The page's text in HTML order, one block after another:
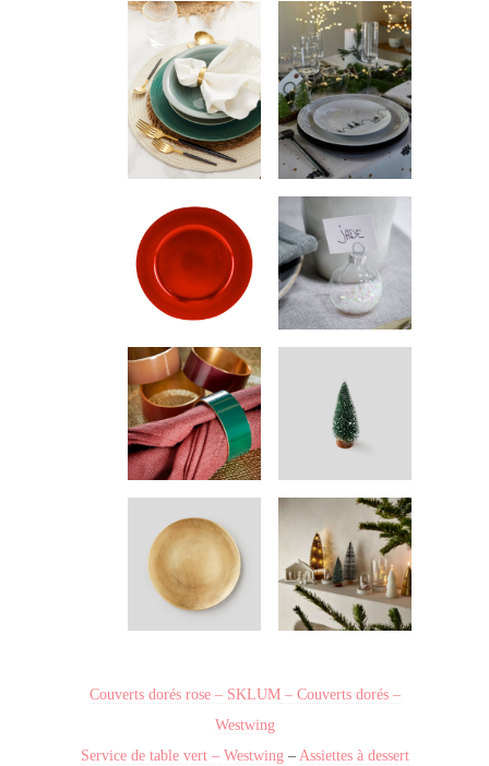
Couverts dorés rose – SKLUM– Couverts dorés –
Westwing
Service de table vert – Westwing– Assiettes à dessert